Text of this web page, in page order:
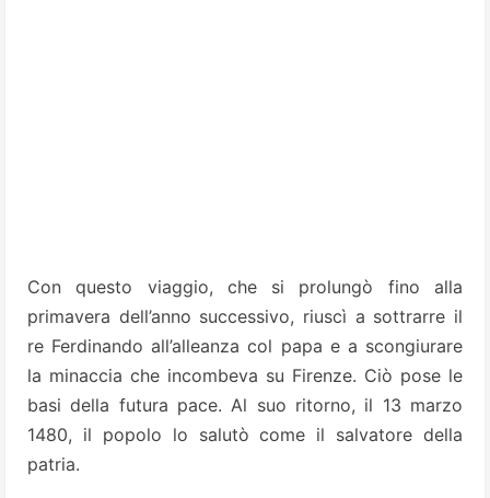
Con questo viaggio, che si prolungò fino alla
primavera dell’anno successivo, riuscì a sottrarre il
re Ferdinando all’alleanza col papa e a scongiurare
la minaccia che incombeva su Firenze. Ciò pose le
basi della futura pace. Al suo ritorno, il 13 marzo
1480, il popolo lo salutò come il salvatore della
patria.